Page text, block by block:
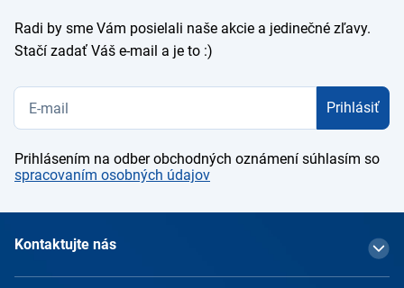
Radi by sme Vám posielali naše akcie a jedinečné zľavy.
Stačí zadať Váš e-mail a je to :)
Prihlásiť
Prihlásením na odber obchodných oznámení súhlasím so
spracovaním osobných údajov
Kontaktujte nás